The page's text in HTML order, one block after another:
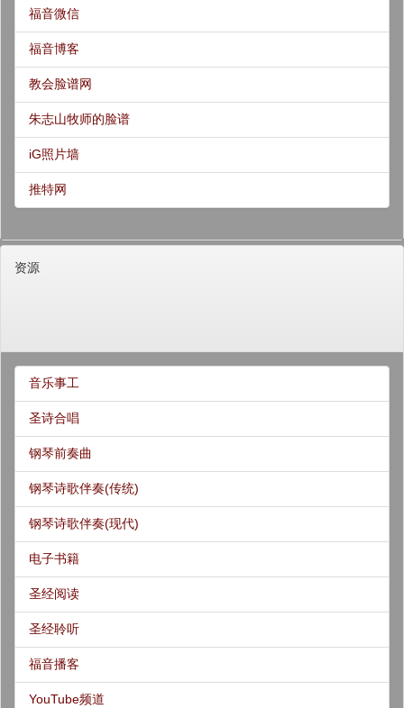
福音微信
福音博客
教会脸谱网
朱志山牧师的脸谱
iG照片墙
推特网
资源
音乐事工
圣诗合唱
钢琴前奏曲
钢琴诗歌伴奏(传统)
钢琴诗歌伴奏(现代)
电子书籍
圣经阅读
圣经聆听
福音播客
YouTube频道